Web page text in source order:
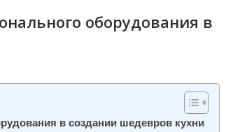
оборудования в
в создании шедевров кухни